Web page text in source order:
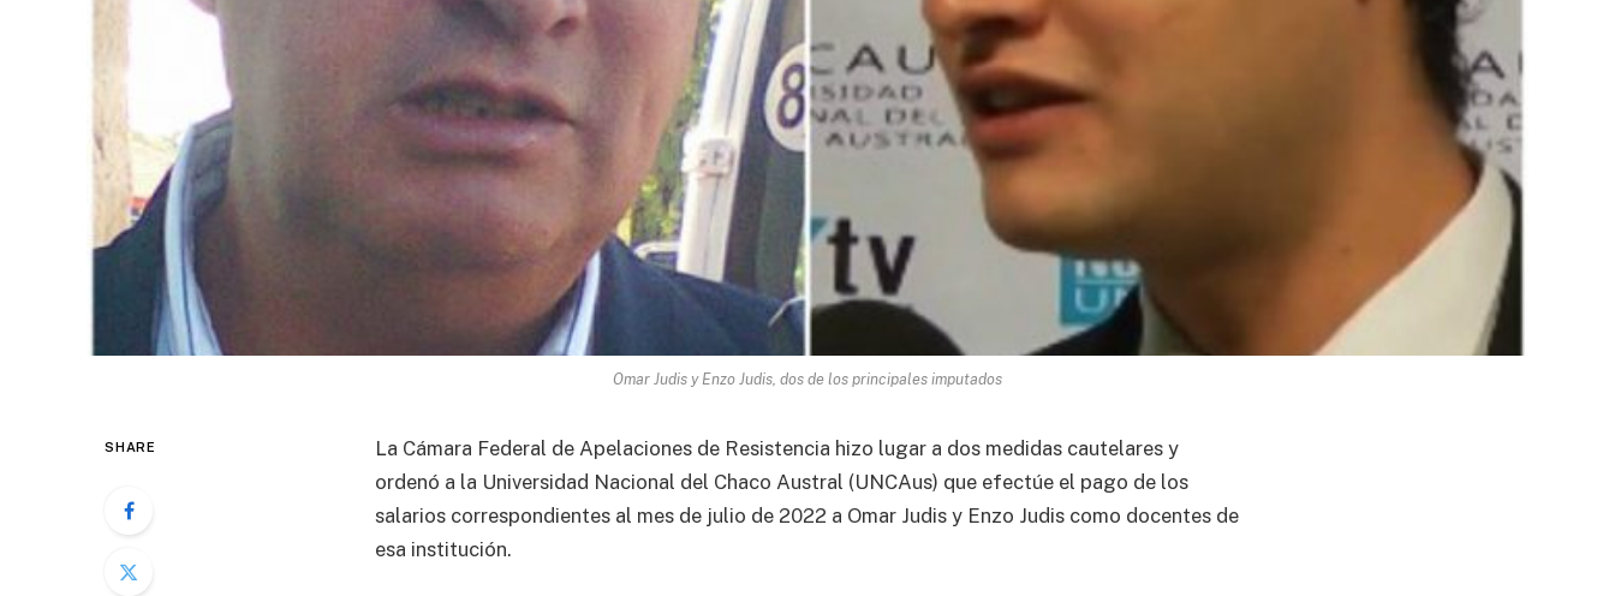
Omar Judis y Enzo Judis, dos de los principales imputados
SHARE
La Cámara Federal de Apelaciones de Resistencia hizo lugar a dos medidas cautelares y
ordenó a la Universidad Nacional del Chaco Austral (UNCAus) que efectúe el pago de los
salarios correspondientes al mes de julio de 2022 a Omar Judis y Enzo Judis como docentes de
esa institución.